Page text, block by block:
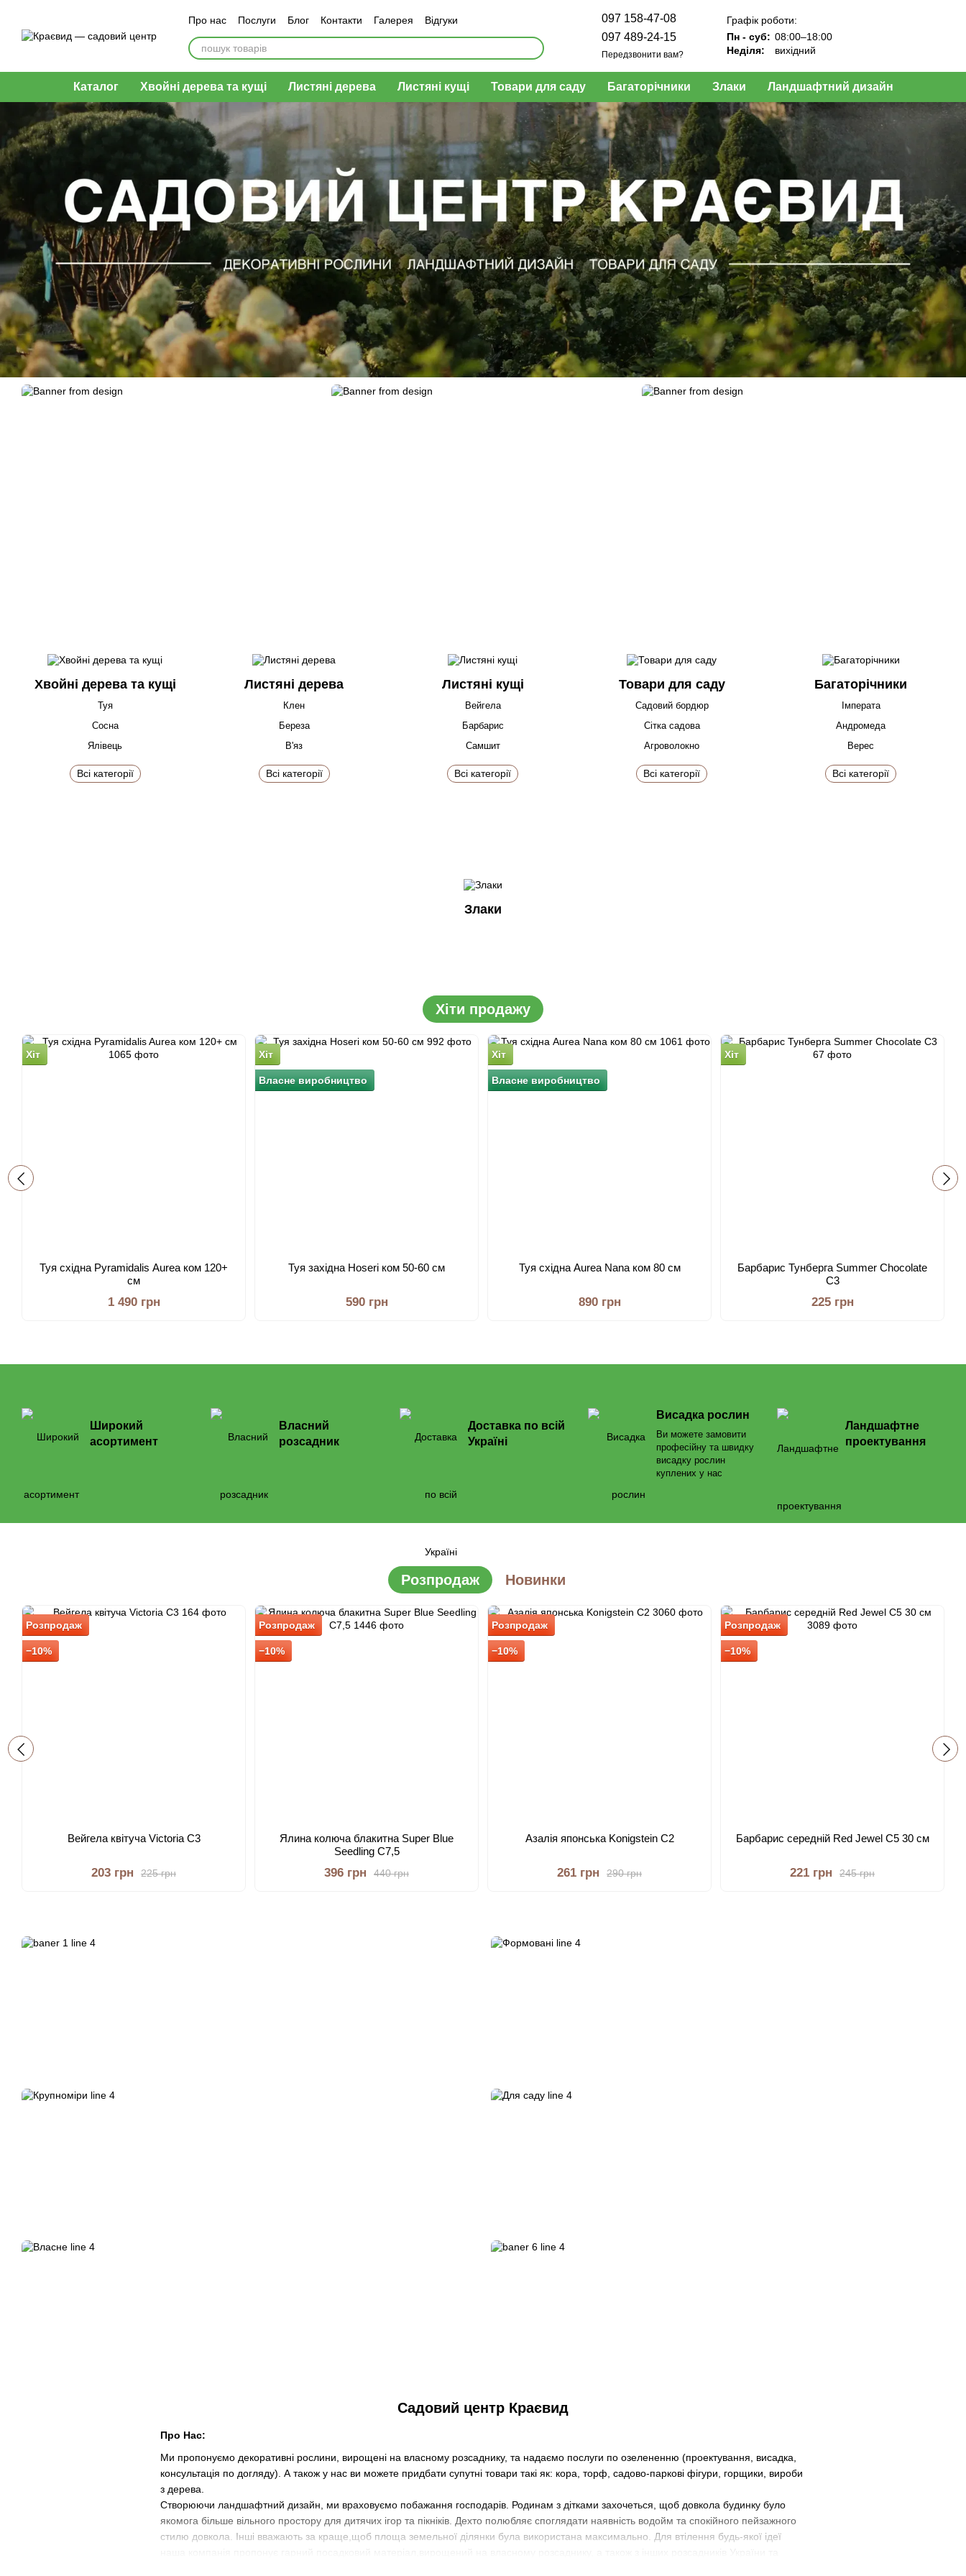
Про нас Послуги Блог Контакти Галерея
Відгуки
Оплата і доставка
Обмін та повернення
097 158-47-08
097 489-24-15
Передзвонити вам?
Графік роботи:
Пн - суб: 08:00–18:00
Неділя:
вихідний
Каталог Хвойні дерева та кущі Листяні дерева Листяні кущі Товари для саду Багаторічники Злаки Ландшафтний дизайн
Хвойні дерева та кущі
Туя
Сосна
Ялівець
Всі категорії
Листяні дерева
Клен
Береза
В'яз
Всі категорії
Листяні кущі
Вейгела
Барбарис
Самшит
Всі категорії
Товари для саду
Садовий бордюр
Сітка садова
Агроволокно
Всі категорії
Багаторічники
Імперата
Андромеда
Верес
Всі категорії
Злаки
Хіти продажу
Хіт
Туя східна Pyramidalis Aurea ком 120+
см
1 490 грн
Хіт
Власне виробництво
Туя західна Hoseri ком 50-60 см
590 грн
Хіт
Власне виробництво
Туя східна Aurea Nana ком 80 см
890 грн
Хіт
Барбарис Тунберга Summer Chocolate
C3
225 грн
Широкий
асортимент
Власний
розсадник
Доставка по всій
Україні
Висадка рослин
Ви можете замовити
професійну та швидку
висадку рослин
куплених у нас
Ландшафтне
проектування
Розпродаж Новинки
Розпродаж
−10%
Вейгела квітуча Victoria C3
225 грн
203 грн
Розпродаж
−10%
Ялина колюча блакитна Super Blue
Seedling С7,5
440 грн
396 грн
Розпродаж
−10%
Азалія японська Konigstein С2
290 грн
261 грн
Розпродаж
−10%
Барбарис середній Red Jewel C5 30 см
245 грн
221 грн
Садовий центр Краєвид
Про Нас:
Ми пропонуємо декоративні рослини, вирощені на власному розсаднику, та надаємо послуги по озелененню (проектування, висадка,
консультація по догляду). А також у нас ви можете придбати супутні товари такі як: кора, торф, садово-паркові фігури, горщики, вироби
з дерева.
Створюючи ландшафтний дизайн, ми враховуємо побажання господарів. Родинам з дітками захочеться, щоб довкола будинку було
якомога більше вільного простору для дитячих ігор та пікніків. Дехто полюбляє споглядати наявність водойм та спокійного пейзажного
стилю довкола. Інші вважають за краще,щоб площа земельної ділянки була використана максимально. Для втілення будь-якої ідеї